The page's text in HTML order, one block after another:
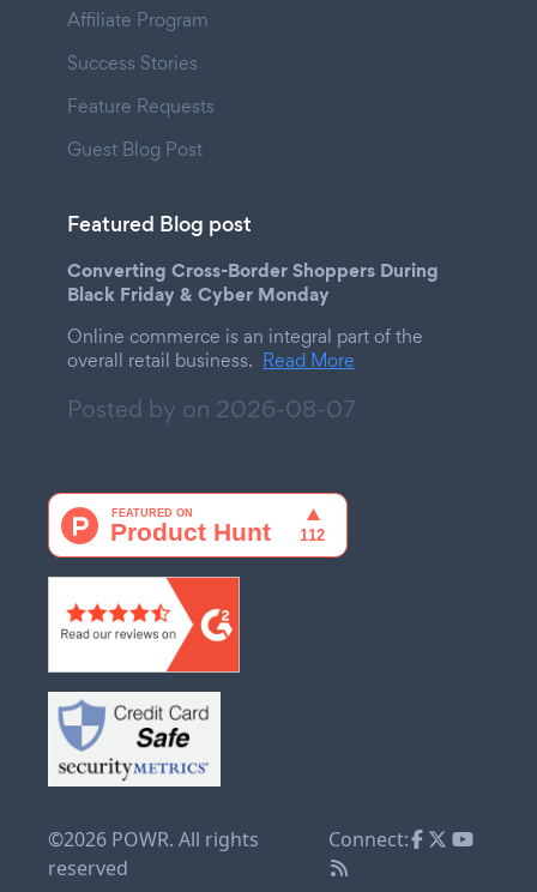
Affiliate Program
Success Stories
Feature Requests
Guest Blog Post
Featured Blog post
Converting Cross-Border Shoppers During
Black Friday & Cyber Monday
Online commerce is an integral part of the
overall retail business. Read More
Posted by on 2026-08-07
©2026 POWR. All rights
reserved
Connect: